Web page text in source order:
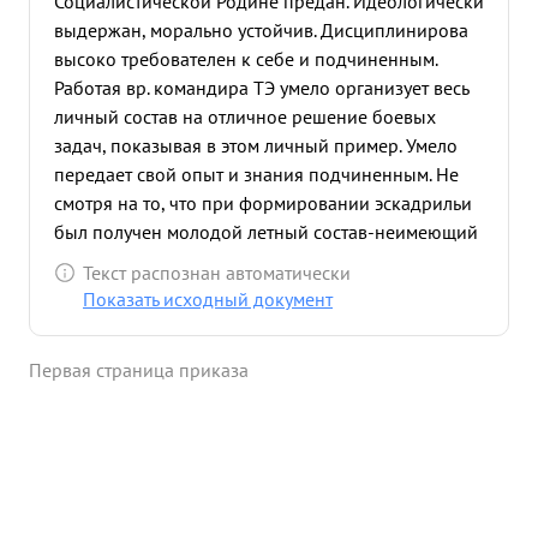
выдержан, морально устойчив. Дисциплинирова
высоко требователен к себе и подчиненным.
Работая вр. командира ТЭ умело организует весь
личный состав на отличное решение боевых
задач, показывая в этом личный пример. Умело
передает свой опыт и знания подчиненным. Не
смотря на то, что при формировании эскадрильи
был получен молодой летный состав-неимеющий
опыта и нелетающий ночью. Товарищ ЗГУР своей
настойчивой и упорной работ той в короткий
выполняют боевые задани Товарищ АЗГУР
Текст распознан автоматически
Показать исходный документ
Первая страница приказа